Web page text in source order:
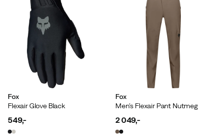
Fox
Flexair Glove Black
price
549,-
Fox
Men's Flexair Pant Nutmeg
price
2 049,-